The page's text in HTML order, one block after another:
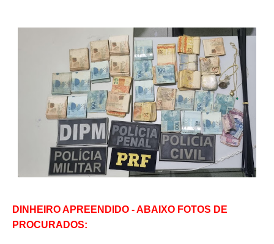
DINHEIRO APREENDIDO - ABAIXO FOTOS DE
PROCURADOS: